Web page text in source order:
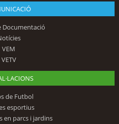
Documentació
VEM
VETV
de Futbol
esportius
en parcs i jardins